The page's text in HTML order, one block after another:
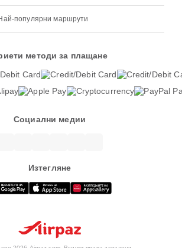
популярни маршрути
методи за плащане
Социални медии
Изтегляне